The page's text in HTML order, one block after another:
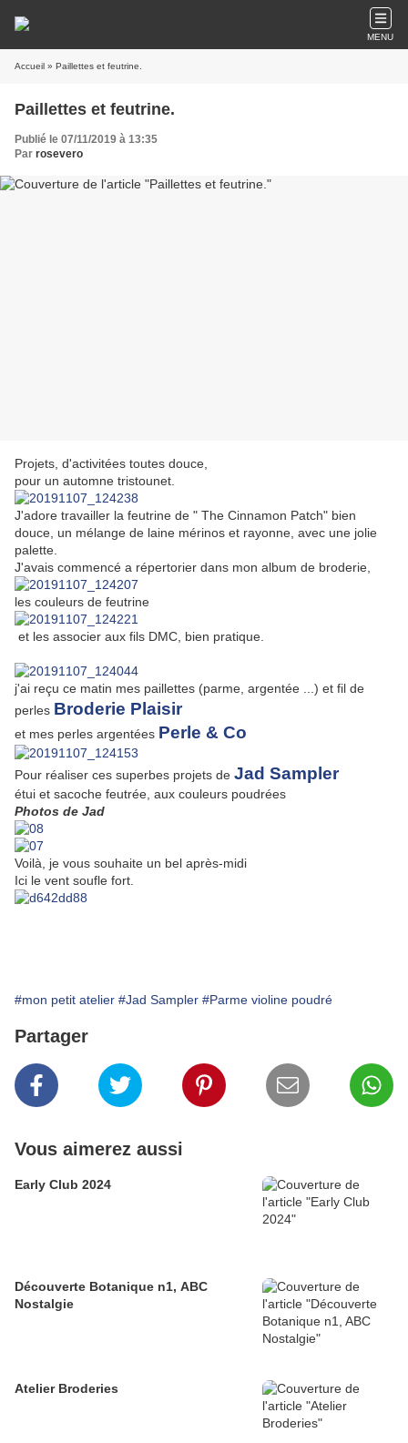
MENU
Accueil » Paillettes et feutrine.
Paillettes et feutrine.
Publié le 07/11/2019 à 13:35
Par rosevero
Projets, d'activitées toutes douce,
pour un automne tristounet.
J'adore travailler la feutrine de " The Cinnamon Patch" bien
douce, un mélange de laine mérinos et rayonne, avec une jolie
palette.
J'avais commencé a répertorier dans mon album de broderie,
les couleurs de feutrine
et les associer aux fils DMC, bien pratique.
j'ai reçu ce matin mes paillettes (parme, argentée ...) et fil de
perles Broderie Plaisir
et mes perles argentées Perle & Co
Pour réaliser ces superbes projets de Jad Sampler
étui et sacoche feutrée, aux couleurs poudrées
Photos de Jad
Voilà, je vous souhaite un bel après-midi
Ici le vent soufle fort.
#mon petit atelier #Jad Sampler #Parme violine poudré
Partager
Vous aimerez aussi
Early Club 2024
Découverte Botanique n1, ABC
Nostalgie
Atelier Broderies